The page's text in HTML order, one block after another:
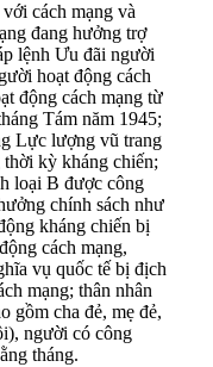
cách mạng và
đang hưởng trợ
lệnh Ưu đãi người
hoạt động cách
động cách mạng từ
Tám năm 1945;
Lực lượng vũ trang
kỳ kháng chiến;
loại B được công
chính sách như
kháng chiến bị
cách mạng,
vụ quốc tế bị địch
mạng; thân nhân
gồm cha đẻ, mẹ đẻ,
người có công
tháng.